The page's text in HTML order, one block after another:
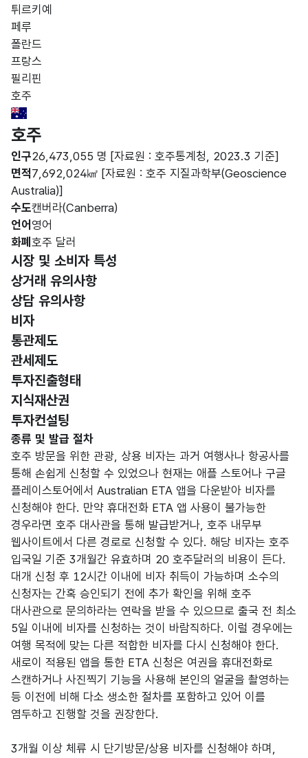
튀르키예
페루
폴란드
프랑스
필리핀
호주
Australia Flag
호주
인구26,473,055 명 [자료원 : 호주통계청, 2023.3 기준]
면적7,692,024㎢ [자료원 : 호주 지질과학부(Geoscience
Australia)]
수도캔버라(Canberra)
언어 영어
화폐 호주 달러
시장 및 소비자 특성
상거래 유의사항
상담 유의사항
선택됨
비자
통관제도
관세제도
투자진출형태
지식재산권
투자컨설팅
비자
종류 및 발급 절차
호주 방문을 위한 관광, 상용 비자는 과거 여행사나 항공사를
통해 손쉽게 신청할 수 있었으나 현재는 애플 스토어나 구글
플레이스토어에서 Australian ETA 앱을 다운받아 비자를
신청해야 한다. 만약 휴대전화 ETA 앱 사용이 불가능한
경우라면 호주 대사관을 통해 발급받거나, 호주 내무부
웹사이트에서 다른 경로로 신청할 수 있다. 해당 비자는 호주
입국일 기준 3개월간 유효하며 20 호주달러의 비용이 든다.
대개 신청 후 12시간 이내에 비자 취득이 가능하며 소수의
신청자는 간혹 승인되기 전에 추가 확인을 위해 호주
대사관으로 문의하라는 연락을 받을 수 있으므로 출국 전 최소
5일 이내에 비자를 신청하는 것이 바람직하다. 이럴 경우에는
여행 목적에 맞는 다른 적합한 비자를 다시 신청해야 한다.
새로이 적용된 앱을 통한 ETA 신청은 여권을 휴대전화로
스캔하거나 사진찍기 기능을 사용해 본인의 얼굴을 촬영하는
등 이전에 비해 다소 생소한 절차를 포함하고 있어 이를
염두하고 진행할 것을 권장한다.
3개월 이상 체류 시 단기방문/상용 비자를 신청해야 하며,